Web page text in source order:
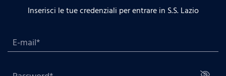
Inserisci le tue credenziali per entrare in S.S. Lazio